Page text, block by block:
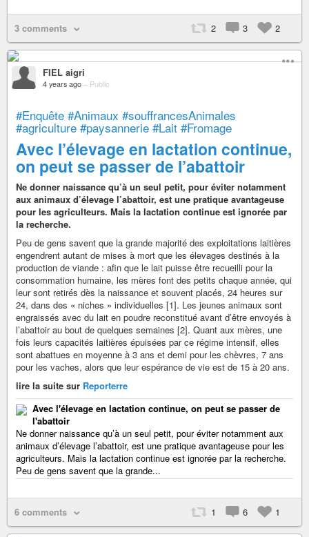
3 comments 2 3 2
FIEL aigri
4 years ago – Public
#Enquête #Animaux #souffrancesAnimales
#agriculture #paysannerie #Lait #Fromage
Avec l’élevage en lactation continue,
on peut se passer de l’abattoir
Ne donner naissance qu’à un seul petit, pour éviter notamment
aux animaux d’élevage l’abattoir, est une pratique avantageuse
pour les agriculteurs. Mais la lactation continue est ignorée par
la recherche.
Peu de gens savent que la grande majorité des exploitations laitières
engendrent autant de mises à mort que les élevages destinés à la
production de viande : afin que le lait puisse être recueilli pour la
consommation humaine, les mères font des petits chaque année, qui
leur sont retirés dès la naissance et souvent placés, 24 heures sur
24, dans des « niches » individuelles [1]. Les jeunes animaux sont
engraissés avec du lait en poudre reconstitué avant d’être envoyés à
l’abattoir au bout de quelques semaines [2]. Quant aux mères, une
fois leurs capacités laitières épuisées par ce régime intensif, elles
sont abattues en moyenne à 3 ans et demi pour les chèvres, 7 ans
pour les vaches, alors que leur espérance de vie est de 15 à 20 ans.
lire la suite sur Reporterre
Avec l'élevage en lactation continue, on peut se passer de
l'abattoir
Ne donner naissance qu’à un seul petit, pour éviter notamment aux
animaux d’élevage l’abattoir, est une pratique avantageuse pour les
agriculteurs. Mais la lactation continue est ignorée par la recherche.
Peu de gens savent que la grande...
6 comments 1 6 1